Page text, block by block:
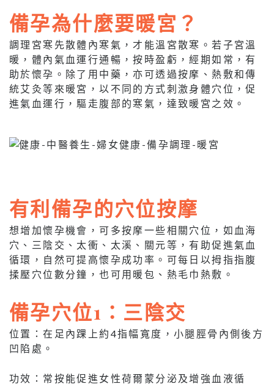
備孕為什麼要暖宮？
調理宮寒先散體內寒氣，才能溫宮散寒。若子宮溫
暖，體內氣血運行通暢，按時盈虧，經期如常，有
助於懷孕。除了用中藥，亦可透過按摩、熱敷和傳
統艾灸等來暖宮，以不同的方式刺激身體穴位，促
進氣血運行，驅走腹部的寒氣，達致暖宮之效。
有利備孕的穴位按摩
想增加懷孕機會，可多按摩一些相關穴位，如血海
穴、三陰交、太衝、太溪、關元等，有助促進氣血
循環，自然可提高懷孕成功率。可每日以拇指指腹
揉壓穴位數分鐘，也可用暖包、熱毛巾熱敷。
備孕穴位1：三陰交
位置：在足內踝上約4指幅寬度，小腿脛骨內側後方
凹陷處。
功效：常按能促進女性荷爾蒙分泌及增強血液循